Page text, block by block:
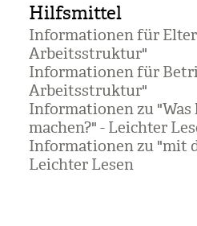
Hilfsmittel
Informationen für
Arbeitsstruktur"
Informationen für
Arbeitsstruktur"
Informationen zu "Was
machen?" - Leichter
Informationen zu "mit
Leichter Lesen